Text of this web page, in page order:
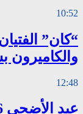
10:52
“كان”
والكاميرون
12:48